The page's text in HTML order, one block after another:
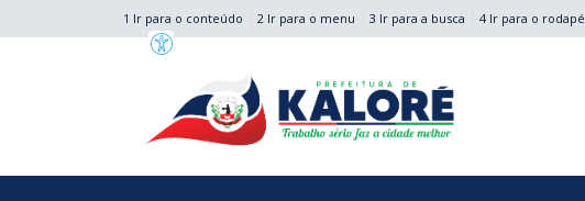
1 Ir para o conteúdo 2 Ir para o menu 3 Ir para a busca 4 Ir para o rodapé